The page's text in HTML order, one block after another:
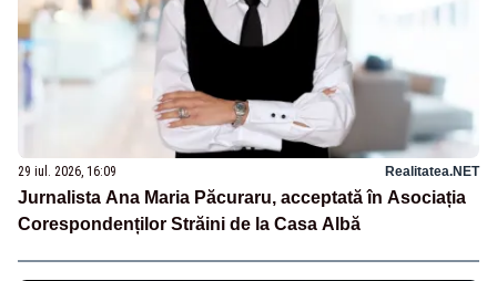
29 iul. 2026, 16:09 Realitatea.NET
Jurnalista Ana Maria Păcuraru, acceptată în Asociația
Corespondenților Străini de la Casa Albă